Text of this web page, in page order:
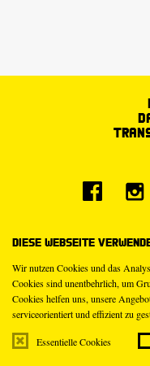
Diese Webseite
Wir nutzen Cookies und das
Cookies sind unentbehrlich, um
Cookies helfen uns, unsere
serviceorientiert und effizient zu
Essentielle Cookies